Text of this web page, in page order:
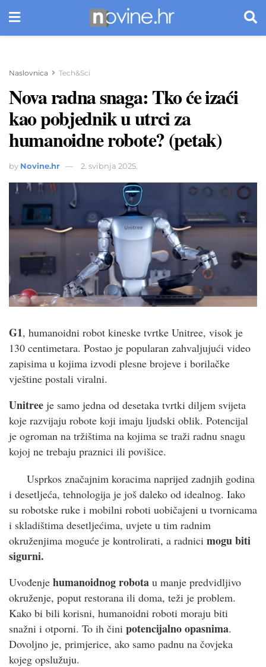
Naslovnica Tech&Sci
Nova radna snaga: Tko će izaći
kao pobjednik u utrci za
humanoidne robote? (petak)
by Novine.hr 2. svibnja 2025.
G1, humanoidni robot kineske tvrtke Unitree, visok je
130 centimetara. Postao je popularan zahvaljujući video
zapisima u kojima izvodi plesne brojeve i borilačke
vještine postali viralni.
Unitree je samo jedna od desetaka tvrtki diljem svijeta
koje razvijaju robote koji imaju ljudski oblik. Potencijal
je ogroman na tržištima na kojima se traži radnu snagu
kojoj ne trebaju praznici ili povišice.
Usprkos značajnim koracima naprijed zadnjih godina
i desetljeća, tehnologija je još daleko od idealnog. Iako
su robotske ruke i mobilni roboti uobičajeni u tvornicama
i skladištima desetljećima, uvjete u tim radnim
okruženjima moguće je kontrolirati, a radnici mogu biti
sigurni.
Uvođenje humanoidnog robota u manje predvidljivo
okruženje, poput restorana ili doma, teži je problem.
Kako bi bili korisni, humanoidni roboti moraju biti
snažni i otporni. To ih čini potencijalno opasnima.
Dovoljno je, primjerice, ako samo padnu na čovjeka
kojeg opslužuju.